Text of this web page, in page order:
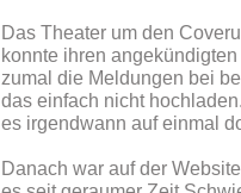
Das Theater um den
konnte ihren
zumal die Meldungen bei
das einfach nicht
es irgendwann auf einmal
Danach war auf der